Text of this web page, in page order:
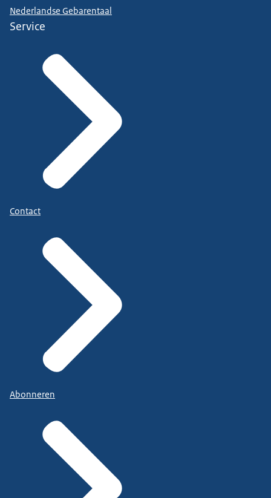
Nederlandse Gebarentaal
Service
Contact
Abonneren